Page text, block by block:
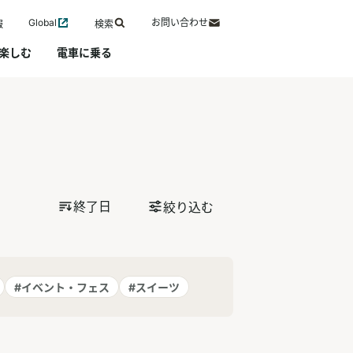
Global 検索 お問い合わせ
しむ 電車に乗る
終了日 絞り込む
#イベント・フェス #スイーツ